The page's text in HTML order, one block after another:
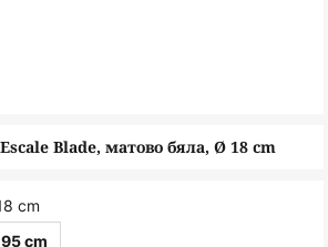
Blade, матово бяла, Ø 18 cm
cm
95 cm